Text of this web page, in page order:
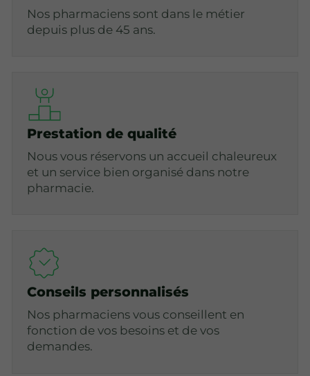
Nos pharmaciens sont dans le métier
depuis plus de 45 ans.
Prestation de qualité
Nous vous réservons un accueil chaleureux
et un service bien organisé dans notre
pharmacie.
Conseils personnalisés
Nos pharmaciens vous conseillent en
fonction de vos besoins et de vos
demandes.